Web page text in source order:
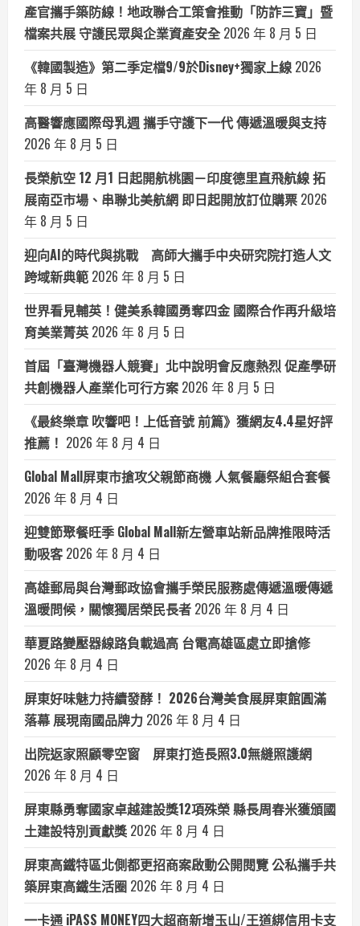
產官攜手築防線！地政聯合工策會推動「防詐三寶」暨
檔案共展 守護民眾與企業資產安全 2026 年 8 月 5 日
《韓國製造》第二季定檔9/9於Disney+獨家上線 2026
年 8 月 5 日
高醫響應國際母乳週 攜手守護下一代 傳遞溫暖與支持
2026 年 8 月 5 日
長榮航空 12 月1 日起開航桃園－印度德里直飛航線 拓
展南亞市場、串聯北美航網 即日起開放訂位購票 2026
年 8 月 5 日
迎向AI的時代與挑戰 高師大攜手中央研究院打造人文
跨域新典範 2026 年 8 月 5 日
世界看見輔英！健美系韓國勇奪四金 國際合作再升級培
育美業菁英 2026 年 8 月 5 日
首屆「臺灣機器人競賽」北中說明會反應熱烈 促產學研
共創機器人產業化可行方案 2026 年 8 月 5 日
《最終樂章 吹響吧！上低音號 前篇》獲網友4.4星好評
推薦！ 2026 年 8 月 4 日
Global Mall屏東市搶攻父親節商機 人氣餐廳祭組合套餐
2026 年 8 月 4 日
迎雙節聚餐旺季 Global Mall新左營車站新品牌推限時活
動吸客 2026 年 8 月 4 日
高雄郵局與台灣郵政協會攜手榮民服務處傳遞溫暖傳遞
溫暖問候，關懷獨居榮民長者 2026 年 8 月 4 日
華夏路變壓器線路負載過高 台電高雄區處立即搶修
2026 年 8 月 4 日
屏東好味魅力持續發酵！ 2026台灣美食展屏東館圓滿
落幕 展現南國品牌力 2026 年 8 月 4 日
出院返家照顧零空窗 屏東打造長照3.0無縫照護網
2026 年 8 月 4 日
屏東縣勇奪國家卓越建設獎12項殊榮 縣長周春米獲頒國
土建設特別貢獻獎 2026 年 8 月 4 日
屏東高鐵特區北側都更招商案啟動公開閱覽 公私攜手共
築屏東高鐵生活圈 2026 年 8 月 4 日
一卡通 iPASS MONEY四大超商新增玉山/王道綁信用卡支